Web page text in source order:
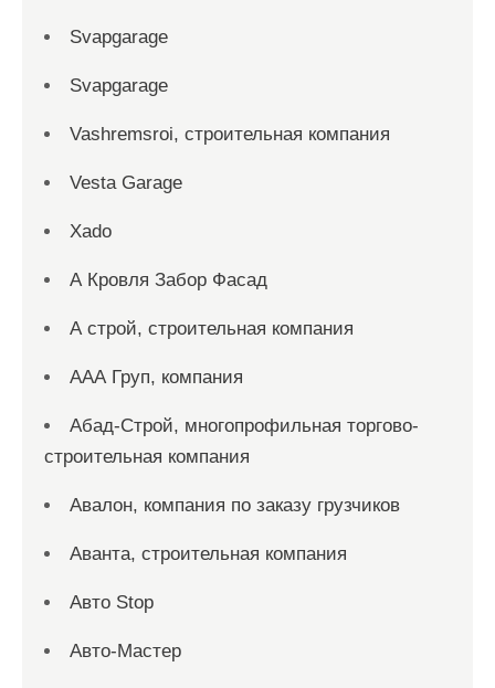
Svapgarage
Svapgarage
Vashremsroi, строительная компания
Vesta Garage
Xado
А Кровля Забор Фасад
А строй, строительная компания
ААА Груп, компания
Абад-Строй, многопрофильная торгово-
строительная компания
Авалон, компания по заказу грузчиков
Аванта, строительная компания
Авто Stop
Авто-Мастер